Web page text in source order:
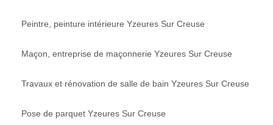
Peintre, peinture intérieure Yzeures Sur Creuse
Maçon, entreprise de maçonnerie Yzeures Sur Creuse
Travaux et rénovation de salle de bain Yzeures Sur Creuse
Pose de parquet Yzeures Sur Creuse